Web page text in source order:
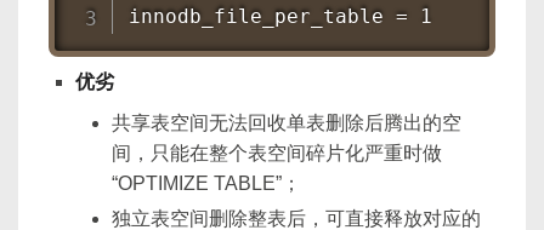
innodb_file_per_table = 1
优劣
共享表空间无法回收单表删除后腾出的空
间，只能在整个表空间碎片化严重时做
“OPTIMIZE TABLE”；
独立表空间删除整表后，可直接释放对应的